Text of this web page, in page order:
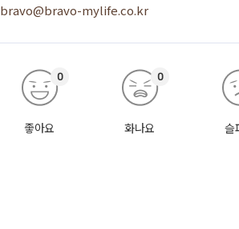
bravo@bravo-mylife.co.kr
좋아요
0
화나요
0
슬